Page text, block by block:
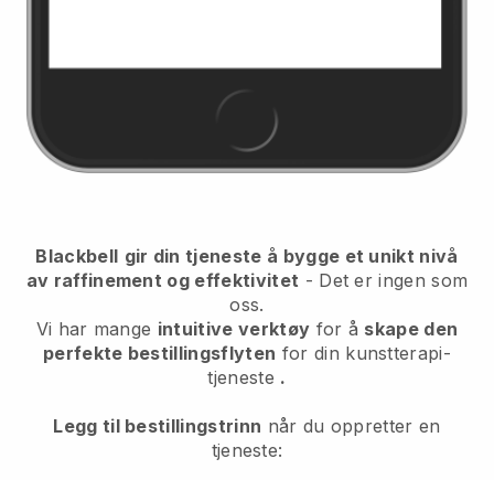
Blackbell gir din tjeneste å bygge et unikt nivå
av raffinement og effektivitet - Det er ingen som
oss.
Vi har mange intuitive verktøy for å skape den
perfekte bestillingsflyten for din kunstterapi-
tjeneste .
Legg til bestillingstrinn når du oppretter en
tjeneste: